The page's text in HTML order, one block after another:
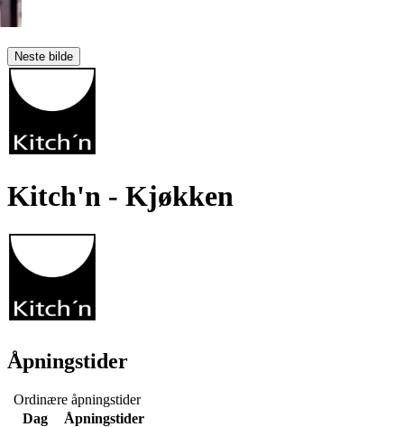
Neste bilde
Kitch'n - Kjøkken
Åpningstider
Ordinære åpningstider
Dag
Åpningstider